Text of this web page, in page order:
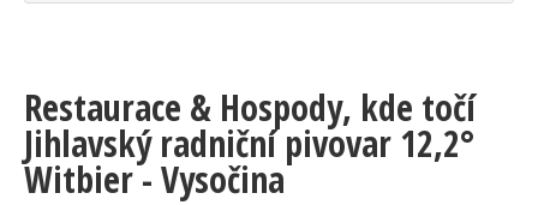
Restaurace & Hospody, kde točí
Jihlavský radniční pivovar 12,2°
Witbier - Vysočina